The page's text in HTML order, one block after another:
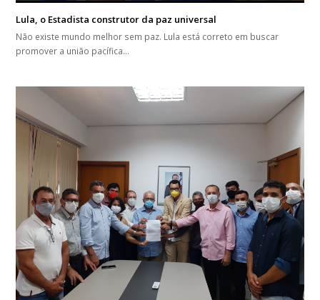
Lula, o Estadista construtor da paz universal
Não existe mundo melhor sem paz. Lula está correto em buscar
promover a união pacífica…